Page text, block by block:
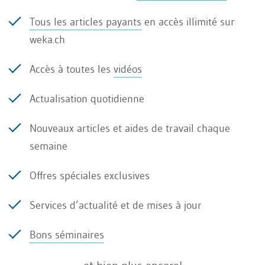
d’année, la moyenne des mois concernés est
utilisée pour déterminer le droit à l’allocation
familiale.
Rente AVS
pour un revenu ≤ CHF 1'400.–/mois. Le droit à
l’allocation familiale n’existe qu’à partir d’un
+ CHF 7'560).
Tous les articles payants en accès illimité sur
weka.ch
Accès à toutes les vidéos
Actualisation quotidienne
Nouveaux articles et aides de travail chaque
semaine
Offres spéciales exclusives
Services d’actualité et de mises à jour
Bons séminaires